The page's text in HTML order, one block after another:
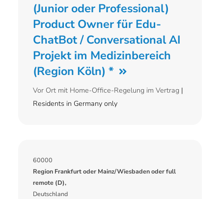
(Junior oder Professional)
Product Owner für Edu-
ChatBot / Conversational AI
Projekt im Medizinbereich
(Region Köln) *
Vor Ort mit Home-Office-Regelung im Vertrag |
Residents in Germany only
60000
Region Frankfurt oder Mainz/Wiesbaden oder full
remote (D),
Deutschland